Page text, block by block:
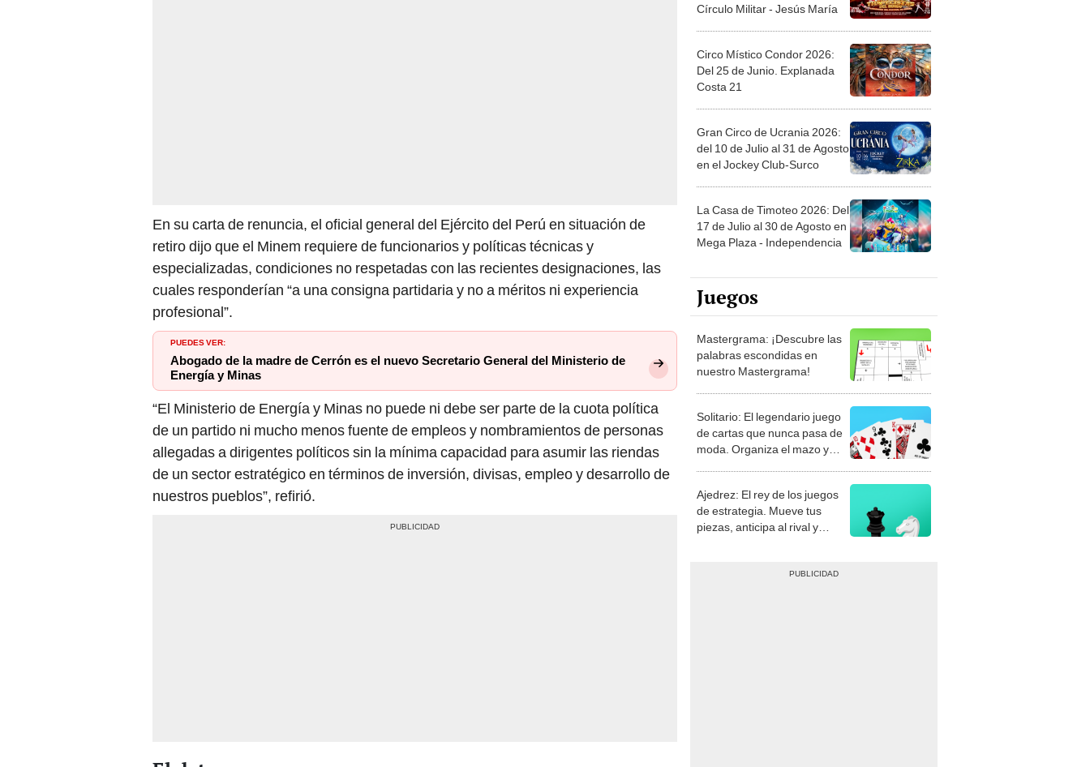
En su carta de renuncia, el oficial general del Ejército del Perú en situación de
retiro dijo que el Minem requiere de funcionarios y políticas técnicas y
especializadas, condiciones no respetadas con las recientes designaciones, las
cuales responderían “a una consigna partidaria y no a méritos ni experiencia
profesional”.
PUEDES VER:
Abogado de la madre de Cerrón es el nuevo Secretario General del Ministerio de
Energía y Minas
“El Ministerio de Energía y Minas no puede ni debe ser parte de la cuota política
de un partido ni mucho menos fuente de empleos y nombramientos de personas
allegadas a dirigentes políticos sin la mínima capacidad para asumir las riendas
de un sector estratégico en términos de inversión, divisas, empleo y desarrollo de
nuestros pueblos”, refirió.
Círculo Militar - Jesús María
Circo Místico Condor 2026:
Del 25 de Junio. Explanada
Costa 21
Gran Circo de Ucrania 2026:
del 10 de Julio al 31 de Agosto
en el Jockey Club-Surco
La Casa de Timoteo 2026: Del
17 de Julio al 30 de Agosto en
Mega Plaza - Independencia
Juegos
Mastergrama: ¡Descubre las
palabras escondidas en
nuestro Mastergrama!
Solitario: El legendario juego
de cartas que nunca pasa de
moda. Organiza el mazo y
Ajedrez: El rey de los juegos
de estrategia. Mueve tus
piezas, anticipa al rival y